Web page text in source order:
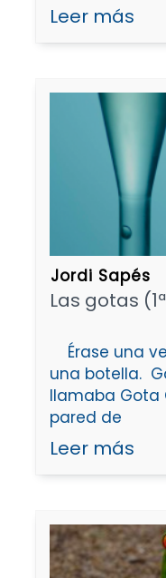
Leer más
Jordi Sapés
Las gotas
Érase una
una botella.
llamaba Gota
pared de
Leer más